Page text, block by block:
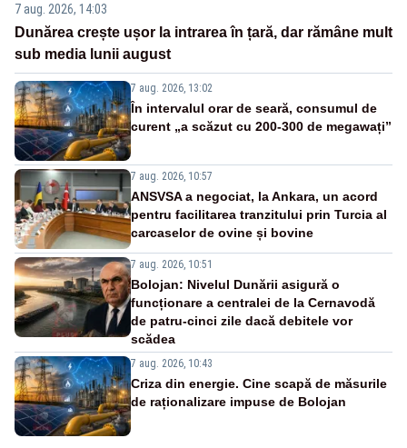
7 aug. 2026, 14:03
Dunărea crește ușor la intrarea în țară, dar rămâne mult
sub media lunii august
7 aug. 2026, 13:02
În intervalul orar de seară, consumul de
curent „a scăzut cu 200-300 de megawați”
7 aug. 2026, 10:57
ANSVSA a negociat, la Ankara, un acord
pentru facilitarea tranzitului prin Turcia al
carcaselor de ovine și bovine
7 aug. 2026, 10:51
Bolojan: Nivelul Dunării asigură o
funcționare a centralei de la Cernavodă
de patru-cinci zile dacă debitele vor
scădea
7 aug. 2026, 10:43
Criza din energie. Cine scapă de măsurile
de raționalizare impuse de Bolojan